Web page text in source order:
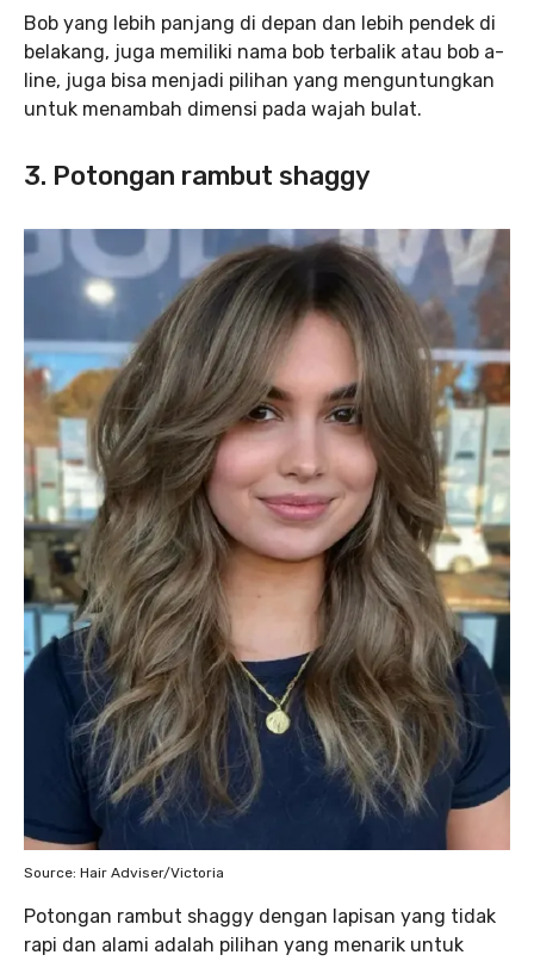
Bob yang lebih panjang di depan dan lebih pendek di
belakang, juga memiliki nama bob terbalik atau bob a-
line, juga bisa menjadi pilihan yang menguntungkan
untuk menambah dimensi pada wajah bulat.
3. Potongan rambut shaggy
Source: Hair Adviser/Victoria
Potongan rambut shaggy dengan lapisan yang tidak
rapi dan alami adalah pilihan yang menarik untuk